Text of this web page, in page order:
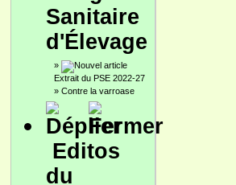
Sanitaire
d'Élevage
»
Extrait du PSE 2022-27
» Contre la varroase
Editos
du